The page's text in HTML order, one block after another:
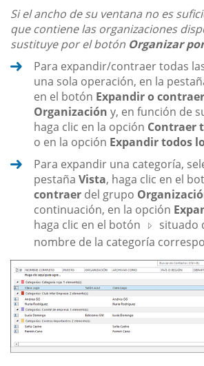
Si el ancho de su ventana no es
que contiene las organizaciones
sustituye por el botón Organizar por
Para expandir/contraer todas
una sola operación, en la
en el botón Expandir o contraer
Organización y, en función de
haga clic en la opción Contraer
o en la opción Expandir todos
Para expandir una categoría,
pestaña Vista, haga clic en el
contraer del grupo
continuación, en la opción
haga clic en el botón
situado
nombre de la categoría